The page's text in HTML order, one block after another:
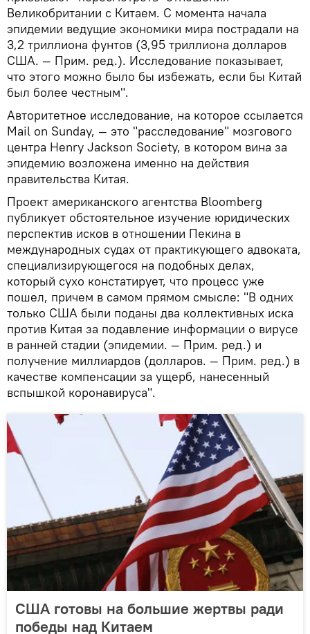
Великобритании с Китаем. С момента начала
эпидемии ведущие экономики мира пострадали на
3,2 триллиона фунтов (3,95 триллиона долларов
США. — Прим. ред.). Исследование показывает,
что этого можно было бы избежать, если бы Китай
был более честным".
Авторитетное исследование, на которое ссылается
Mail on Sunday, — это "расследование" мозгового
центра Henry Jackson Society, в котором вина за
эпидемию возложена именно на действия
правительства Китая.
Проект американского агентства Bloomberg
публикует обстоятельное изучение юридических
перспектив исков в отношении Пекина в
международных судах от практикующего адвоката,
специализирующегося на подобных делах,
который сухо констатирует, что процесс уже
пошел, причем в самом прямом смысле: "В одних
только США были поданы два коллективных иска
против Китая за подавление информации о вирусе
в ранней стадии (эпидемии. — Прим. ред.) и
получение миллиардов (долларов. — Прим. ред.) в
качестве компенсации за ущерб, нанесенный
вспышкой коронавируса".
США готовы на большие жертвы ради
победы над Китаем